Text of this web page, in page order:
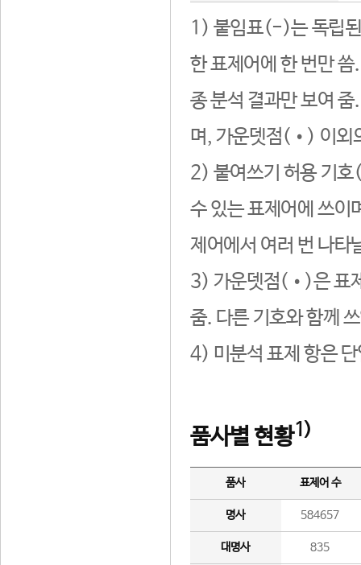
1) 붙임표(-)는 독립된
한 표제어에 한 번만
종 분석 결과만 보여
며, 가운뎃점(•) 이외
2) 붙여쓰기 허용 기호
수 있는 표제어에 쓰이
제어에서 여러 번 나타
3) 가운뎃점(•)은 표
줌. 다른 기호와 함께
4) 미분석 표제 항은
품사별 현황1)
품사 표제어 수
명사 584657
대명사 835